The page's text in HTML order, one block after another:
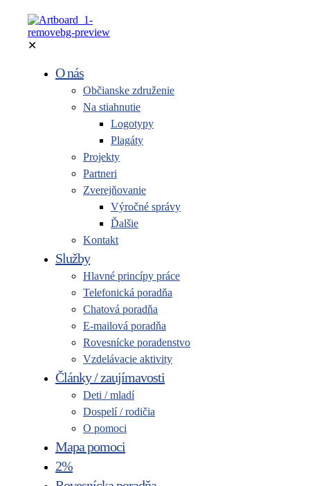
✕
O nás
Občianske združenie
Na stiahnutie
Logotypy
Plagáty
Projekty
Partneri
Zverejňovanie
Výročné správy
Ďalšie
Kontakt
Služby
Hlavné princípy práce
Telefonická poradňa
Chatová poradňa
E-mailová poradňa
Rovesnícke poradenstvo
Vzdelávacie aktivity
Články / zaujímavosti
Deti / mladí
Dospelí / rodičia
O pomoci
Mapa pomoci
2%